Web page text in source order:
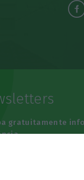
gratuitamente